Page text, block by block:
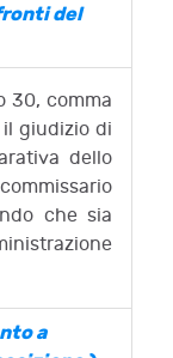
del
motivi
farsi
sentenza
camera di
nel comma
altresì il
cessato
del
30, comma
il giudizio di
dello
che sia
del
a